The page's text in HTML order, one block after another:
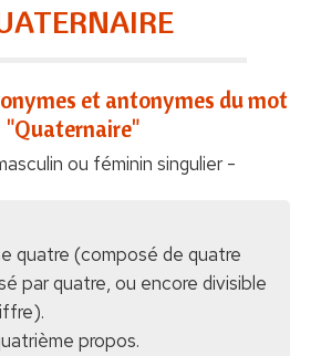
et antonymes du mot
"Quaternaire"
ou féminin singulier -
quatre (composé de quatre
par quatre, ou encore divisible
propos.